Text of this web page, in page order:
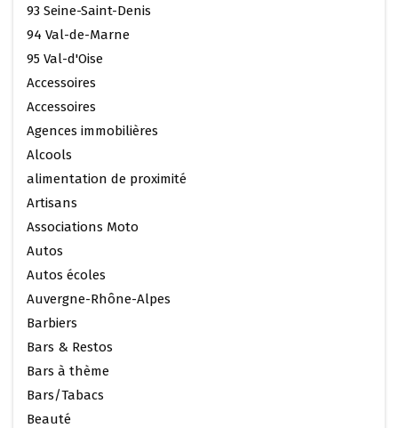
93 Seine-Saint-Denis
94 Val-de-Marne
95 Val-d'Oise
Accessoires
Accessoires
Agences immobilières
Alcools
alimentation de proximité
Artisans
Associations Moto
Autos
Autos écoles
Auvergne-Rhône-Alpes
Barbiers
Bars & Restos
Bars à thème
Bars/Tabacs
Beauté